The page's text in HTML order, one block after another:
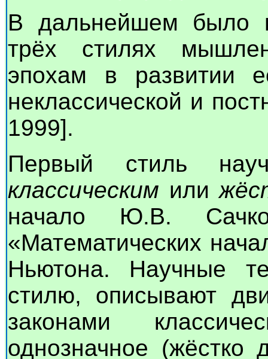
В дальнейшем было
трёх стилях
эпохам в развитии
неклассической и
1999].
Первый стиль
классическим или
начало Ю.В.
«Математических
Ньютона. Научные
стилю, описывают
законами
однозначное (жёстко